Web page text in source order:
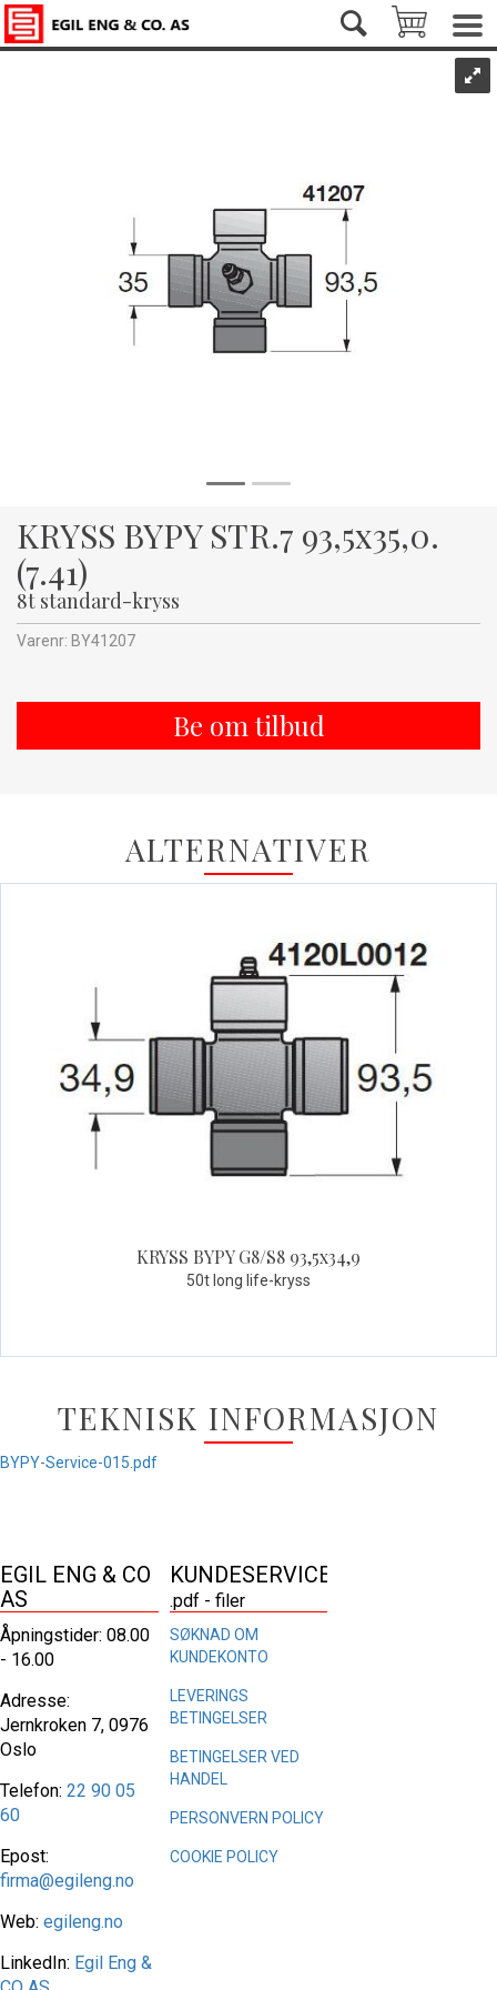
KRYSS BYPY STR.7 93,5x35,0.
(7.41)
8t standard-kryss
Varenr: BY41207
Be om tilbud
ALTERNATIVER
KRYSS BYPY G8/S8 93,5x34,9
50t long life-kryss
TEKNISK INFORMASJON
BYPY-Service-015.pdf
EGIL ENG & CO
AS
Åpningstider: 08.00
- 16.00
Adresse:
Jernkroken 7, 0976
Oslo
Telefon: 22 90 05
60
Epost:
firma@egileng.no
Web: egileng.no
LinkedIn: Egil Eng &
KUNDESERVICE
.pdf - filer
SØKNAD OM
KUNDEKONTO
LEVERINGS
BETINGELSER
BETINGELSER VED
HANDEL
PERSONVERN POLICY
COOKIE POLICY